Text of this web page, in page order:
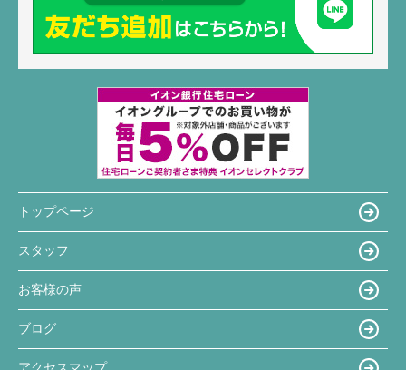
トップページ
スタッフ
お客様の声
ブログ